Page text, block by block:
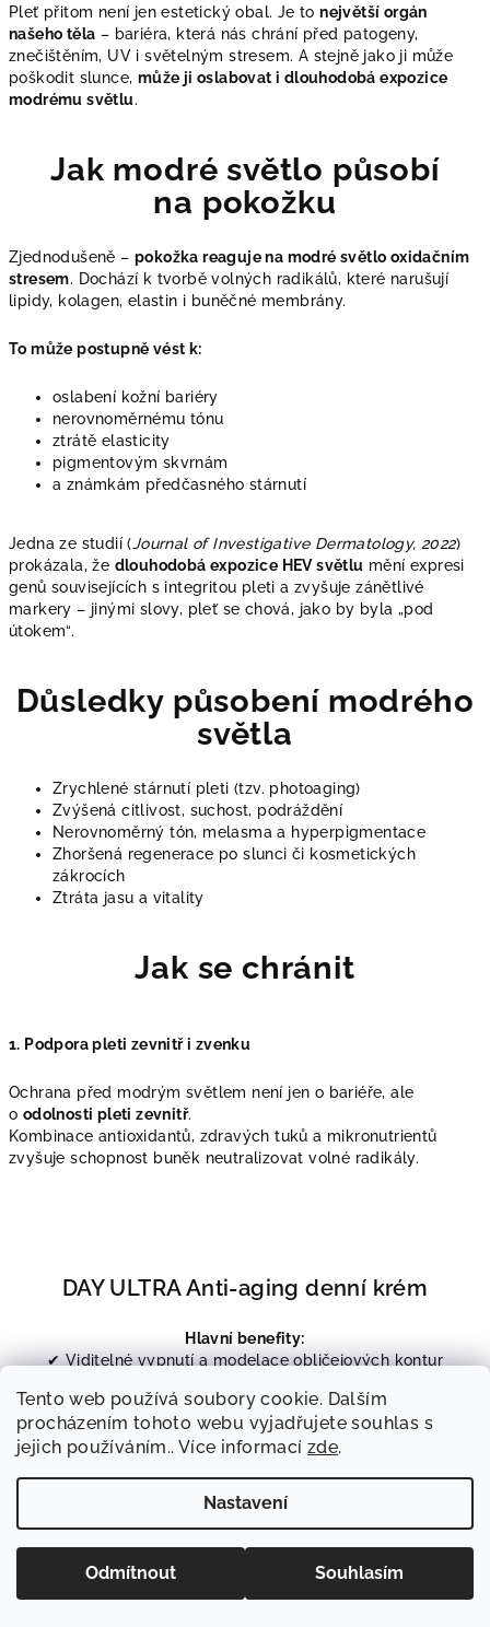
Tento web používá soubory cookie. Dalším
procházením tohoto webu vyjadřujete souhlas s
jejich používáním.. Více informací zde.
Nastavení
Odmítnout Souhlasím
Pleť přitom není jen estetický obal. Je to největší orgán
našeho těla – bariéra, která nás chrání před patogeny,
znečištěním, UV i světelným stresem. A stejně jako ji může
poškodit slunce, může ji oslabovat i dlouhodobá expozice
modrému světlu.
Jak modré světlo působí
na pokožku
Zjednodušeně – pokožka reaguje na modré světlo oxidačním
stresem. Dochází k tvorbě volných radikálů, které narušují
lipidy, kolagen, elastin i buněčné membrány.
To může postupně vést k:
oslabení kožní bariéry
nerovnoměrnému tónu
ztrátě elasticity
pigmentovým skvrnám
a známkám předčasného stárnutí
Jedna ze studií (Journal of Investigative Dermatology, 2022)
prokázala, že dlouhodobá expozice HEV světlu mění expresi
genů souvisejících s integritou pleti a zvyšuje zánětlivé
markery – jinými slovy, pleť se chová, jako by byla „pod
útokem“.
Důsledky působení modrého
světla
Zrychlené stárnutí pleti (tzv. photoaging)
Zvýšená citlivost, suchost, podráždění
Nerovnoměrný tón, melasma a hyperpigmentace
Zhoršená regenerace po slunci či kosmetických
zákrocích
Ztráta jasu a vitality
Jak se chránit
1. Podpora pleti zevnitř i zvenku
Ochrana před modrým světlem není jen o bariéře, ale
o odolnosti pleti zevnitř.
Kombinace antioxidantů, zdravých tuků a mikronutrientů
zvyšuje schopnost buněk neutralizovat volné radikály.
DAY ULTRA Anti-aging denní krém
Hlavní benefity:
✔ Viditelné vypnutí a modelace obličejových kontur
✔ Redukce jemných i hlubokých vrásek
✔ Zlepšení mikrocirkulace a pružnosti pokožky
✔ Ochrana před UV, HEV, Wi-Fi zářením a oxidativním
PROZKOUMAT